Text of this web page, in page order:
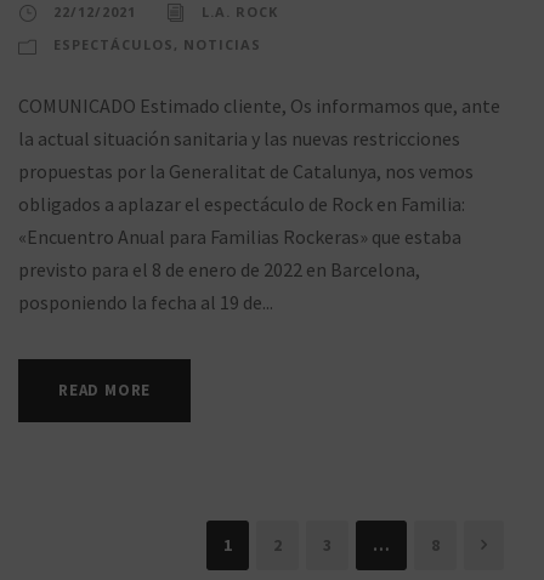
22/12/2021
L.A. ROCK
ESPECTÁCULOS , NOTICIAS
COMUNICADO Estimado cliente, Os informamos que, ante
la actual situación sanitaria y las nuevas restricciones
propuestas por la Generalitat de Catalunya, nos vemos
obligados a aplazar el espectáculo de Rock en Familia:
«Encuentro Anual para Familias Rockeras» que estaba
previsto para el 8 de enero de 2022 en Barcelona,
posponiendo la fecha al 19 de...
READ MORE
1 2 3 … 8